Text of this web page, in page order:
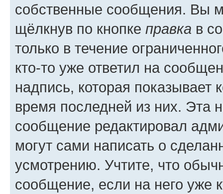
собственные сообщения. Вы
щёлкнув по кнопке правка в
только в течение
кто-то уже ответил на
надпись, которая показывает
время последней из них. Эта
сообщение редактировал
могут сами написать о
усмотрению. Учтите, что
сообщение, если на него уже